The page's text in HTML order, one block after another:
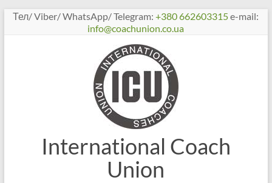
Перейти
Тел/ Viber/ WhatsApp/ Telegram:+380 662603315e-mail:
info@coachunion.co.ua
International Coach
Union